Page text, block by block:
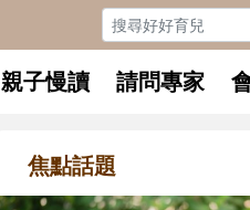
親子慢讀 請問專家
焦點話題